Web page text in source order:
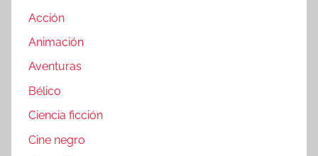
Acción
Animación
Aventuras
Bélico
Ciencia ficción
Cine negro